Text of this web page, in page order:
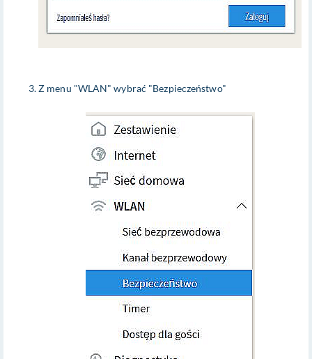
Z menu "WLAN" wybrać "Bezpieczeństwo"